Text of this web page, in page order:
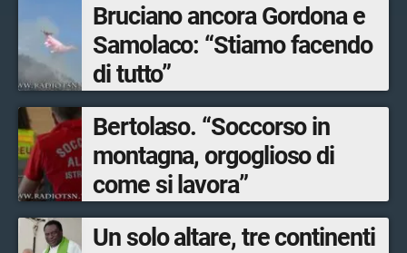
Bruciano ancora Gordona e
Samolaco: “Stiamo facendo
di tutto”
Bertolaso. “Soccorso in
montagna, orgoglioso di
come si lavora”
Un solo altare, tre continenti